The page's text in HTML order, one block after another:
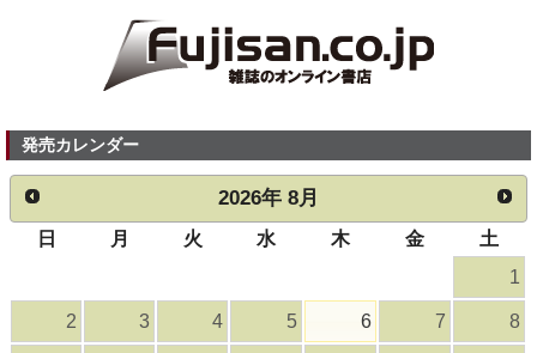
発売カレンダー
2026年 8月
日 月 火 水 木 金
土
1
2 3 4 5 6 7 8